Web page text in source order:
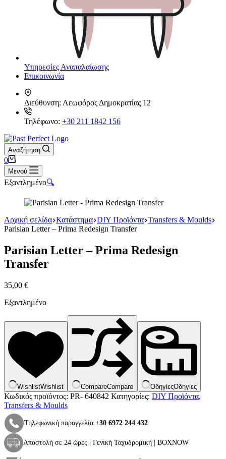
Υπηρεσίες Αναπαλαίωσης
Επικοινωνία
Διεύθυνση: Λεωφόρος Δημοκρατίας 12
Τηλέφωνο: +30 211 1842 156
Αναζήτηση
Καλάθι
Αγορών
0
Μενού
Εξαντλημένο🔍
Αρχική σελίδα Κατάστημα DIY Προϊόντα Transfers & Moulds
Parisian Letter – Prima Redesign Transfer
Parisian Letter – Prima Redesign
Transfer
35,00 €
Εξαντλημένο
WishlistWishlist CompareCompare ΟδηγίεςΟδηγίες
Κωδικός προϊόντος: PR- 640842 Κατηγορίες: DIY Προϊόντα,
Transfers & Moulds
Τηλεφωνική παραγγελία +30 6972 244 432
Αποστολή σε 24 ώρες | Γενική Ταχυδρομική | BOXNOW